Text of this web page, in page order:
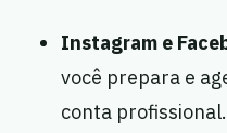
Instagram e
você prepara e
conta profissional.